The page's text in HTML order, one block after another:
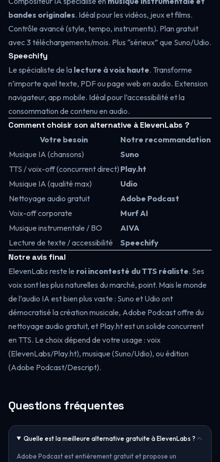
bandes originales. Idéal pour les vidéos, jeux et films.
Contrôle avancé (style, tempo, instruments). Plan gratuit
avec 3 téléchargements/mois. Plus “sérieux” que Suno/Udio.
Speechify
Le spécialiste de la lecture à voix haute. Transforme
n’importe quel texte, PDF ou page web en audio. Extension
navigateur, app mobile. Idéal pour l’accessibilité et la
consommation de contenu en audio.
Comment choisir son alternative à ElevenLabs ?
Votre besoin
Notre recommandation
Musique IA (chansons)
Suno
TTS / voix-off (concurrent direct) Play.ht
Musique IA (qualité max)
Udio
Nettoyage audio gratuit
Adobe Podcast
Voix-off corporate
Murf AI
Musique instrumentale / BO
AIVA
Lecture de texte / accessibilité
Speechify
Notre avis final
ElevenLabs reste le roi incontesté du TTS réaliste. Ses
voix sont les plus naturelles du marché, point. Mais le monde
de l’audio IA est bien plus vaste : Suno et Udio ont
démocratisé la création musicale, Adobe Podcast offre du
nettoyage audio gratuit, et Play.ht est un solide concurrent
en TTS. Le choix dépend de votre usage : voix
(ElevenLabs/Play.ht), musique (Suno/Udio), ou édition
(Adobe Podcast/Descript).
Questions fréquentes
Quelle est la meilleure alternative gratuite à ElevenLabs ?
Adobe Podcast est entièrement gratuit et propose un